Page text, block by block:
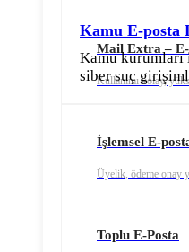
Mail Extra –
Kullanımı kolay,
İşlemsel E-
Üyelik, ödeme onay
Toplu E-Posta
Kamu E-posta
Kamu
siber suç